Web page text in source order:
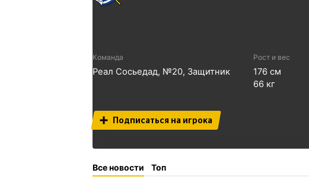
Команда
Реал Сосьедад, №20, Защитник
Рост и вес
176 см
66 кг
Подписаться на игрока
Все новости Топ